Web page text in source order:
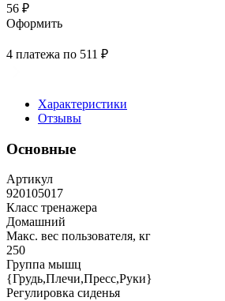
56 ₽
Оформить
4 платежа по 511 ₽
Характеристики
Отзывы
Основные
Артикул
920105017
Класс тренажера
Домашний
Макс. вес пользователя, кг
250
Группа мышц
{Грудь,Плечи,Пресс,Руки}
Регулировка сиденья